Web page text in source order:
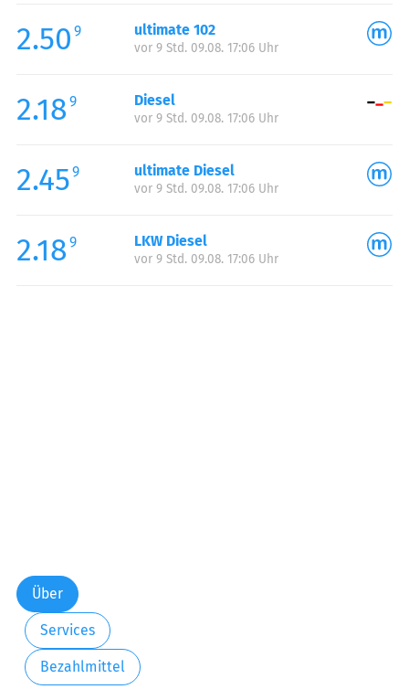
2.50 9 ultimate 102
vor 9 Std. 09.08. 17:06 Uhr
2.18 9 Diesel
vor 9 Std. 09.08. 17:06 Uhr
2.459 ultimate Diesel
vor 9 Std. 09.08. 17:06 Uhr
2.18 9 LKW Diesel
vor 9 Std. 09.08. 17:06 Uhr
Über
Services
Bezahlmittel